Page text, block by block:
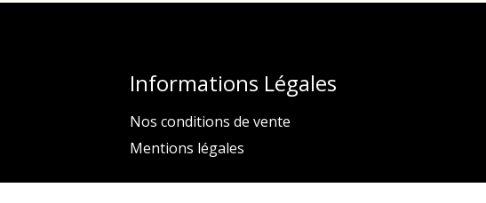
Informations Légales
Nos conditions de vente
Mentions légales